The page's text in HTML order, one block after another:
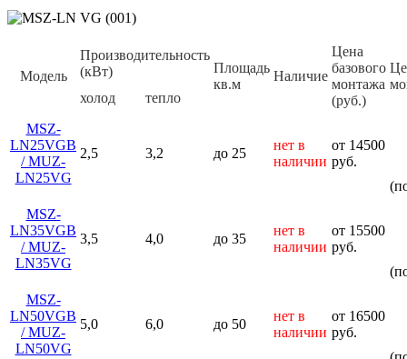
Модель
Производительность
(кВт)
Площадь
кв.м
Наличие
Цена
базового
монтажа
(руб.)
холод
тепло
MSZ-
LN25VGB
/ MUZ-
LN25VG
2,5 3,2 до 25
нет в
наличии
от 14500
руб.
MSZ-
LN35VGB
/ MUZ-
LN35VG
3,5 4,0 до 35
нет в
наличии
от 15500
руб.
MSZ-
LN50VGB
/ MUZ-
LN50VG
5,0 6,0 до 50
нет в
наличии
от 16500
руб.